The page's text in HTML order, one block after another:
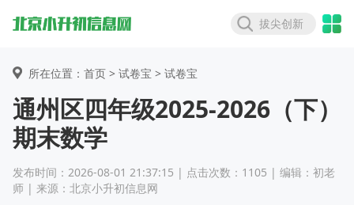
拔尖创新
所在位置：首页 > 试卷宝 > 试卷宝
通州区四年级2025-2026（下）
期末数学
发布时间：2026-08-01 21:37:15 | 点击次数：1105 | 编辑：初老
师 | 来源：北京小升初信息网